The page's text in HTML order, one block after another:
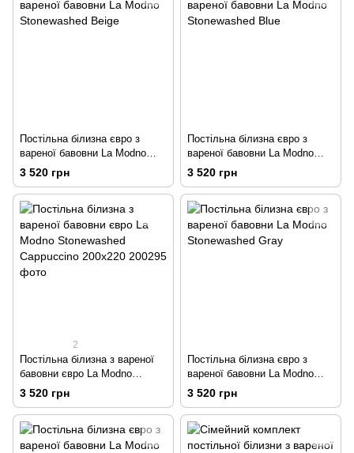
Постільна білизна євро з
вареної бавовни La Modno
Stonewashed Beige
3 520 грн
Постільна білизна євро з
вареної бавовни La Modno
Stonewashed Blue
3 520 грн
2
Постільна білизна з вареної
бавовни євро La Modno
Stonewashed Cappuccino
200x220
3 520 грн
Постільна білизна євро з
вареної бавовни La Modno
Stonewashed Gray
3 520 грн